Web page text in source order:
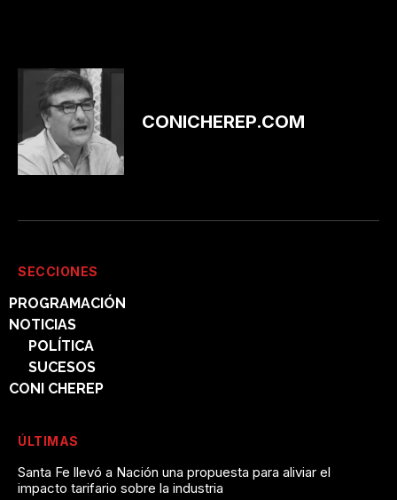
CONICHEREP.COM
SECCIONES
PROGRAMACIÓN
NOTICIAS
POLÍTICA
SUCESOS
CONI CHEREP
ÚLTIMAS
Santa Fe llevó a Nación una propuesta para aliviar el
impacto tarifario sobre la industria